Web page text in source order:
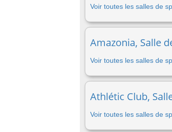
Voir toutes les salles de
Amazonia, Salle
Voir toutes les salles de
Athlétic Club,
Voir toutes les salles de